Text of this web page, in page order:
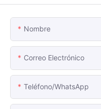
Nombre
Correo Electrónico
Teléfono/WhatsApp